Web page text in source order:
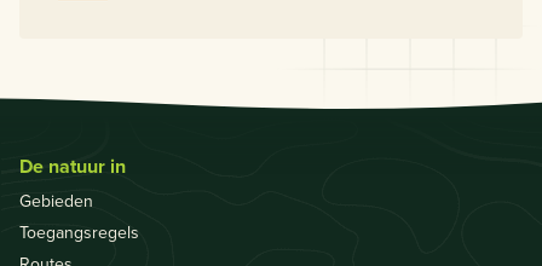
De natuur in
Gebieden
Toegangsregels